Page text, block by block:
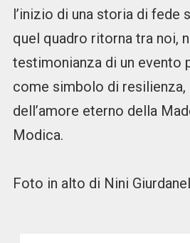
l’inizio di una storia di fede
quel quadro ritorna tra noi,
testimonianza di un evento
come simbolo di resilienza,
dell’amore eterno della
Modica.
Foto in alto di Nini